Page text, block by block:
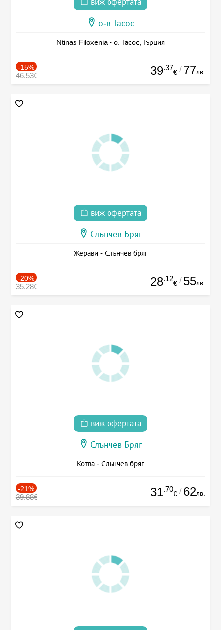
виж офертата
о-в Тасос
Ntinas Filoxenia - о. Тасос, Гърция
-15%
46.53€ 39.37
€ / 77лв.
виж офертата
Слънчев Бряг
Жерави - Слънчев бряг
-20%
35.28€ 28.12
€ / 55лв.
виж офертата
Слънчев Бряг
Котва - Слънчев бряг
-21%
39.88€ 31.70
€ / 62лв.